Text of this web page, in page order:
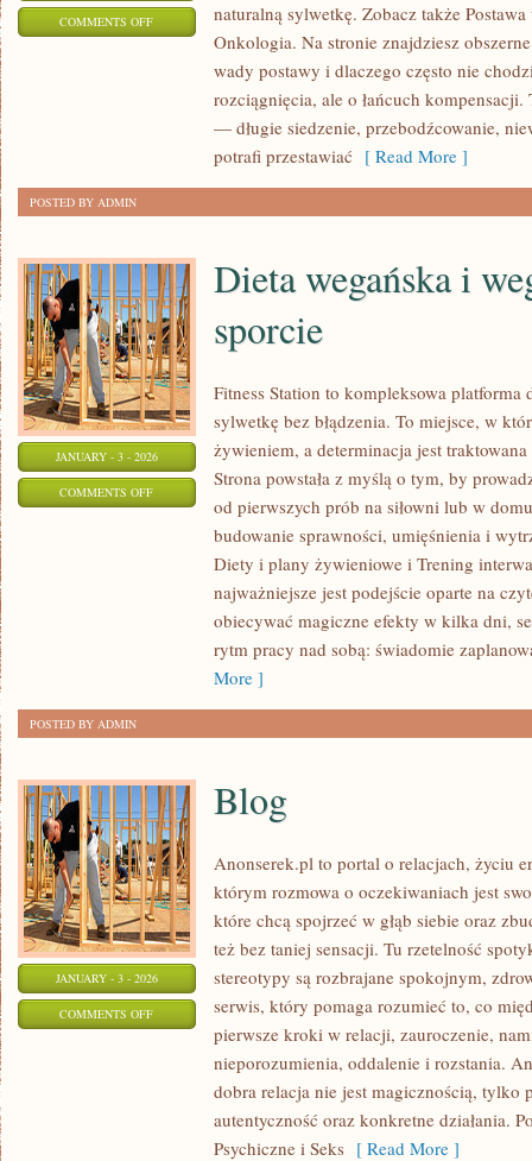
COMMENTS OFFON
MĘŻCZYZN
naturalną sylwetkę. Zobacz także
Onkologia. Na stronie znajdziesz
wady postawy i dlaczego często nie
rozciągnięcia, ale o łańcuch
— długie siedzenie, przebodźcowanie,
potrafi przestawiać [ Read More ]
POSTED BY ADMIN
JANUARY - 3 - 2026
COMMENTS OFFON
Dieta wegańska i
sporcie
Fitness Station to kompleksowa platforma
sylwetkę bez błądzenia. To miejsce, w
żywieniem, a determinacja jest
Strona powstała z myślą o tym, by
od pierwszych prób na siłowni lub w
budowanie sprawności, umięśnienia i
Diety i plany żywieniowe i Trening
najważniejsze jest podejście oparte na
obiecywać magiczne efekty w kilka dni,
rytm pracy nad sobą: świadomie
More ]
POSTED BY ADMIN
JANUARY - 3 - 2026
COMMENTS OFFON
Blog
Anonserek.pl to portal o relacjach, życiu
którym rozmowa o oczekiwaniach jest
które chcą spojrzeć w głąb siebie oraz
też bez taniej sensacji. Tu rzetelność
stereotypy są rozbrajane spokojnym,
serwis, który pomaga rozumieć to, co
pierwsze kroki w relacji, zauroczenie,
nieporozumienia, oddalenie i rozstania.
dobra relacja nie jest magicznością, tylko
autentyczność oraz konkretne działania.
Psychiczne i Seks [ Read More ]